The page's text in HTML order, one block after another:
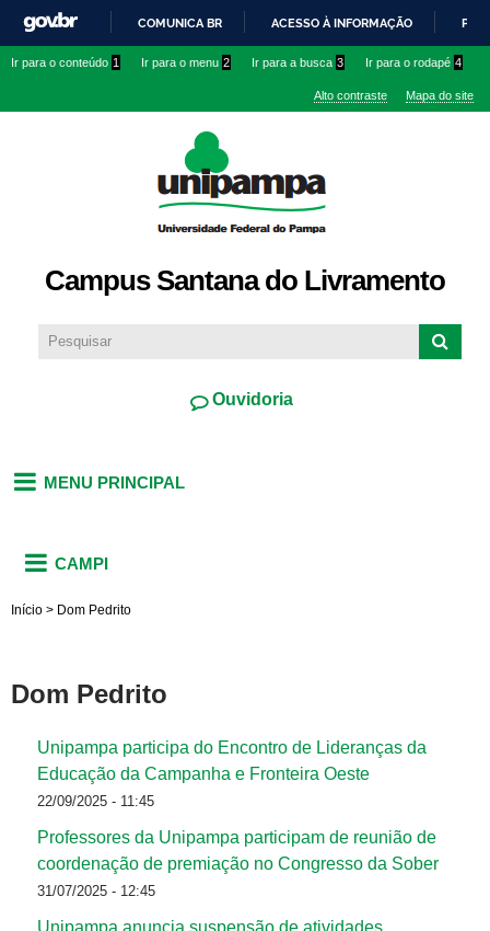
conteúdo
IR
O
COMUNICA BR ACESSO À INFORMAÇÃO
Ir para o conteúdo 1 Ir para o menu 2 Ir para a busca 3 Ir para o rodapé 4
Alto contraste Mapa do site
Campus Santana do Livramento
Ouvidoria
MENU PRINCIPAL
CAMPI
Início > Dom Pedrito
Dom Pedrito
Unipampa participa do Encontro de Lideranças da
Educação da Campanha e Fronteira Oeste
22/09/2025 - 11:45
Professores da Unipampa participam de reunião de
coordenação de premiação no Congresso da Sober
31/07/2025 - 12:45